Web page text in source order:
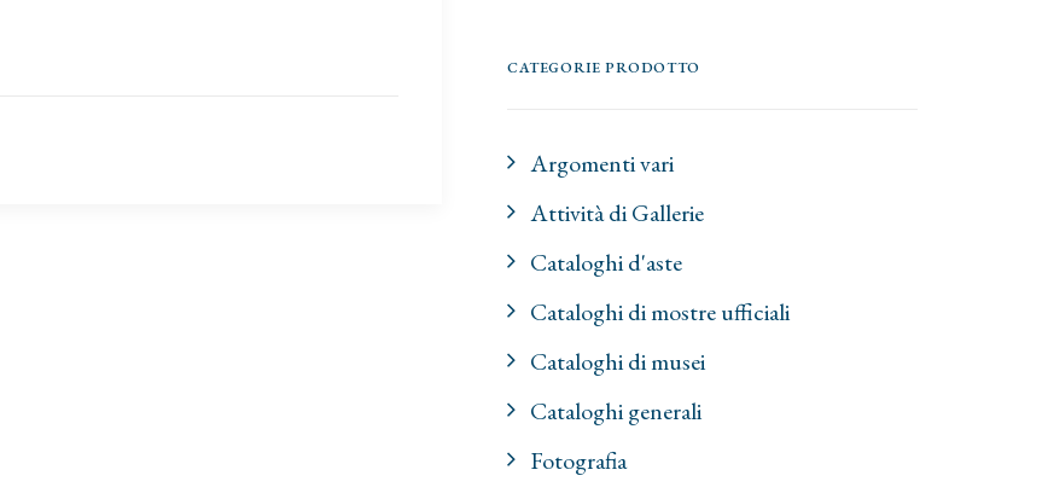
CATEGORIE PRODOTTO
Argomenti vari
Attività di Gallerie
Cataloghi d'aste
Cataloghi di mostre ufficiali
Cataloghi di musei
Cataloghi generali
Fotografia